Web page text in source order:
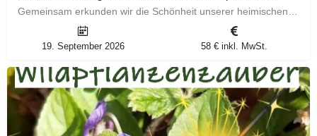
19. September 2026 58 € inkl. MwSt.